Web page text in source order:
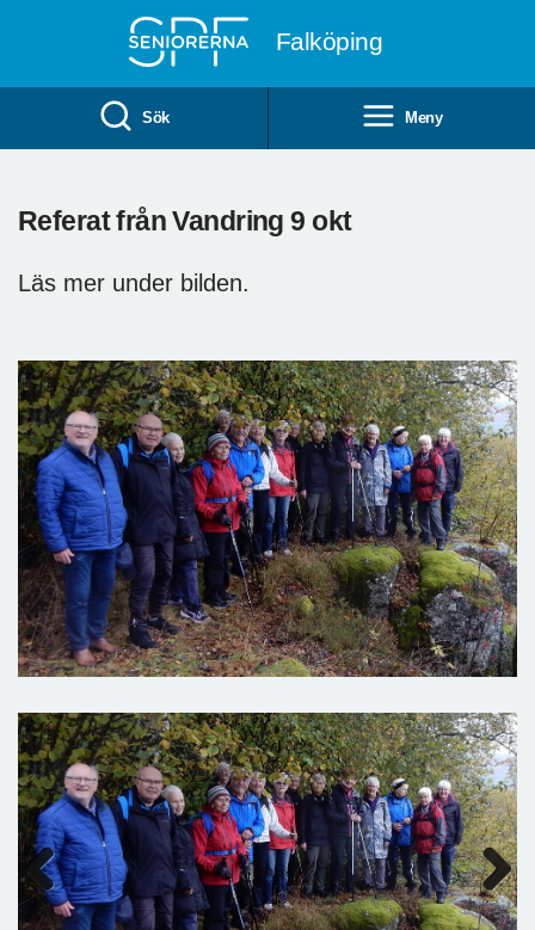
Falköping
Sök Meny
Referat från Vandring 9 okt
Läs mer under bilden.
Previous Next